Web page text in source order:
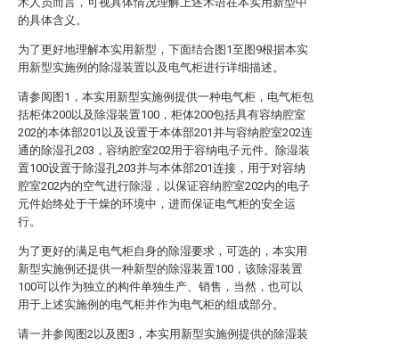
的具体含义。
为了更好地理解本实用新型，下面结合图1至图9根据本实
用新型实施例的除湿装置以及电气柜进行详细描述。
请参阅图1，本实用新型实施例提供一种电气柜，电气柜包
括柜体200以及除湿装置100，柜体200包括具有容纳腔室
202的本体部201以及设置于本体部201并与容纳腔室202连
通的除湿孔203，容纳腔室202用于容纳电子元件。除湿装
置100设置于除湿孔203并与本体部201连接，用于对容纳
腔室202内的空气进行除湿，以保证容纳腔室202内的电子
元件始终处于干燥的环境中，进而保证电气柜的安全运
行。
为了更好的满足电气柜自身的除湿要求，可选的，本实用
新型实施例还提供一种新型的除湿装置100，该除湿装置
100可以作为独立的构件单独生产、销售，当然，也可以
用于上述实施例的电气柜并作为电气柜的组成部分。
请一并参阅图2以及图3，本实用新型实施例提供的除湿装